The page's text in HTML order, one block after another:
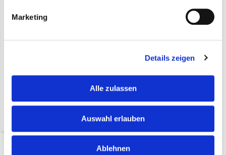
Marketing
Details zeigen
Alle zulassen
Auswahl erlauben
Ablehnen
pro 5 Stück Flowpacked
€ 8,75*